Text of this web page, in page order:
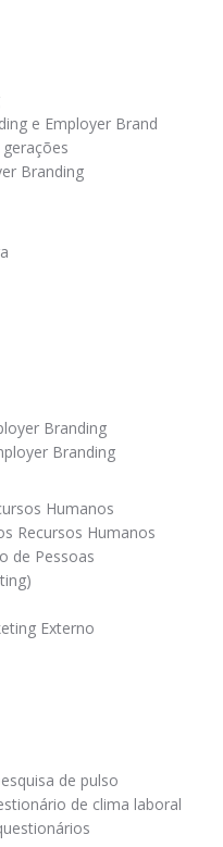
e Employer Brand
Branding
Branding
Branding
Humanos
Recursos Humanos
de Pessoas
Externo
de pulso
de clima laboral